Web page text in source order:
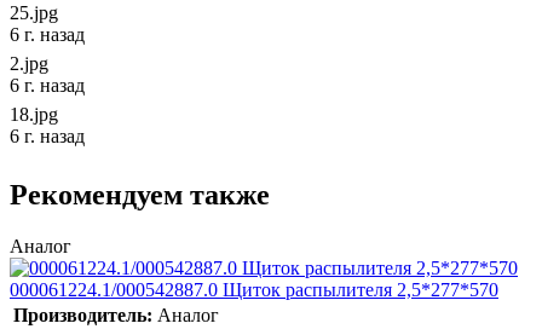
25.jpg
6 г. назад
2.jpg
6 г. назад
18.jpg
6 г. назад
Рекомендуем также
Аналог
000061224.1/000542887.0 Щиток распылителя 2,5*277*570
Производитель: Аналог